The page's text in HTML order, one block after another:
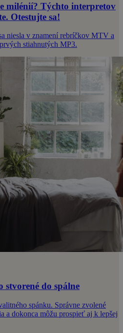
milénií? Týchto interpretov
Otestujte sa!
niesla v znamení rebríčkov MTV a
stiahnutých MP3.
stvorené do spálne
spánku. Správne zvolené
a dokonca môžu prospieť aj k lepšej